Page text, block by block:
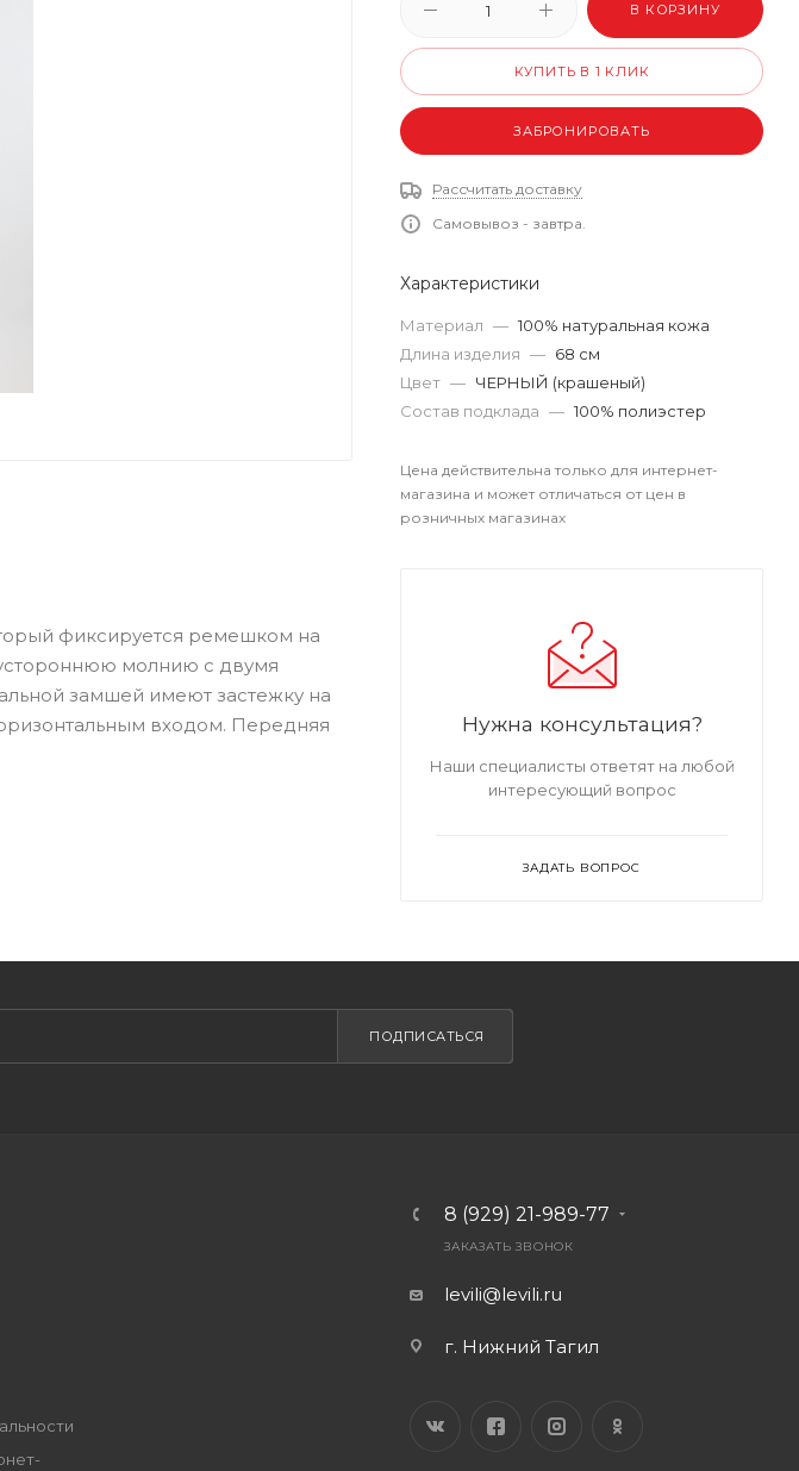
фиксируется ремешком на
молнию с двумя
замшей имеют застежку на
входом. Передняя
В КОРЗИНУ
КУПИТЬ В 1 КЛИК
ЗАБРОНИРОВАТЬ
Рассчитать доставку
Самовывоз - завтра.
Характеристики
Материал — 100% натуральная кожа
Длина изделия — 68 см
Цвет — ЧЕРНЫЙ (крашеный)
Состав подклада — 100% полиэстер
Цена действительна только для интернет-
магазина и может отличаться от цен в
розничных магазинах
Нужна консультация?
Наши специалисты ответят на любой
интересующий вопрос
ЗАДАТЬ ВОПРОС
ПОДПИСАТЬСЯ
8 (929) 21-989-77
ЗАКАЗАТЬ ЗВОНОК
levili@levili.ru
г. Нижний Тагил